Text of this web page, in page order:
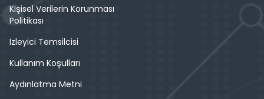
Kişisel Verilerin Korunması
Politikası
İzleyici Temsilcisi
Kullanım Koşulları
Aydınlatma Metni